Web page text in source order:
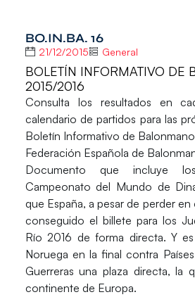
BO.IN.BA. 16
21/12/2015 General
BOLETÍN INFORMATIVO DE
2015/2016
Consulta los resultados en
calendario de partidos para las
Boletín Informativo de Balonmano
Federación Española de
Documento que incluye
Campeonato del Mundo de
que España, a pesar de perder
conseguido el billete para los
Río 2016 de forma directa. Y
Noruega en la final contra
Guerreras una plaza directa, la
continente de Europa.